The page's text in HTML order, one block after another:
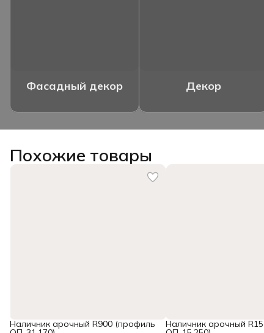
Фасадный декор Декор
Похожие товары
Наличник арочный R900 (профиль Наличник арочный